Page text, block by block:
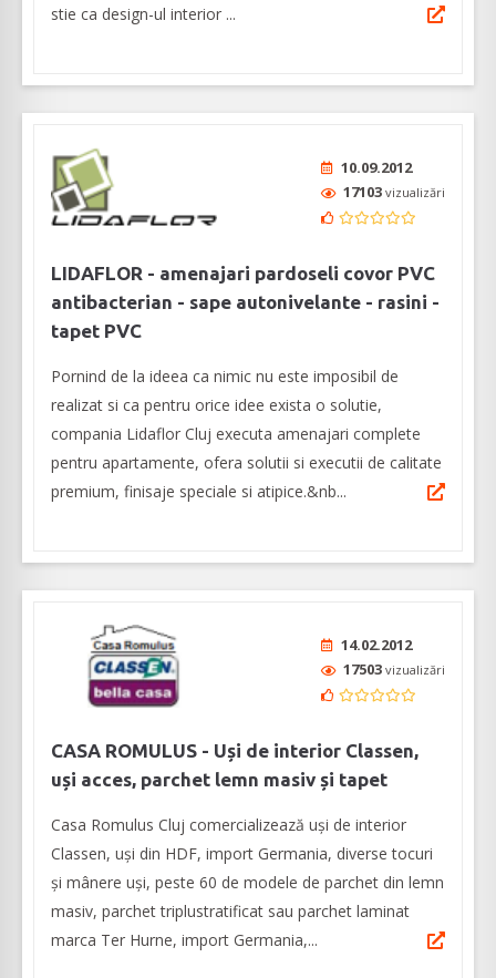
stie ca design-ul interior ...
10.09.2012
17103 vizualizări
LIDAFLOR - amenajari pardoseli covor PVC
antibacterian - sape autonivelante - rasini -
tapet PVC
Pornind de la ideea ca nimic nu este imposibil de
realizat si ca pentru orice idee exista o solutie,
compania Lidaflor Cluj executa amenajari complete
pentru apartamente, ofera solutii si executii de calitate
premium, finisaje speciale si atipice.&nb...
14.02.2012
17503 vizualizări
CASA ROMULUS - Uși de interior Classen,
uși acces, parchet lemn masiv și tapet
Casa Romulus Cluj comercializează uși de interior
Classen, uși din HDF, import Germania, diverse tocuri
și mânere uși, peste 60 de modele de parchet din lemn
masiv, parchet triplustratificat sau parchet laminat
marca Ter Hurne, import Germania,...